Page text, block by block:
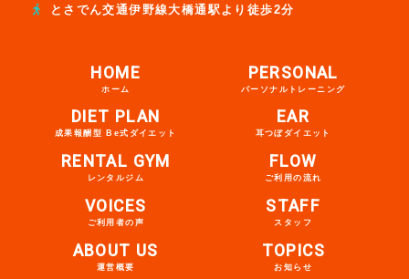
とさでん交通伊野線大橋通駅より徒歩2分
HOME
ホーム
PERSONAL
パーソナルトレーニング
DIET PLAN
成果報酬型 Be式ダイエット
EAR
耳つぼダイエット
RENTAL GYM
レンタルジム
FLOW
ご利用の流れ
VOICES
ご利用者の声
STAFF
スタッフ
ABOUT US
運営概要
TOPICS
お知らせ